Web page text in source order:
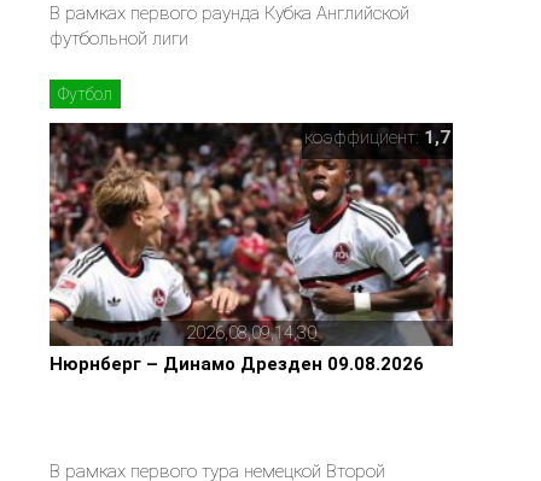
В рамках первого раунда Кубка Английской
футбольной лиги
Футбол
2026,08,09,14,30
коэффициент: 1,7
Нюрнберг – Динамо Дрезден 09.08.2026
В рамках первого тура немецкой Второй